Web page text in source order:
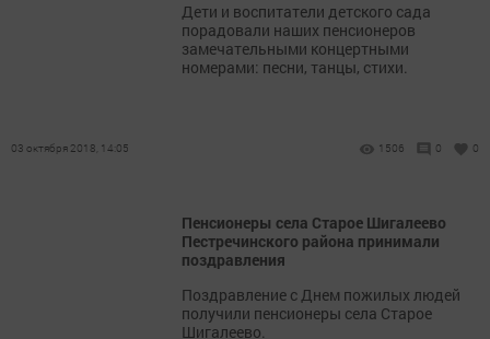
Дети и воспитатели детского сада
порадовали наших пенсионеров
замечательными концертными
номерами: песни, танцы, стихи.
03 октября 2018, 14:05 1506 0 0
Пенсионеры села Старое Шигалеево
Пестречинского района принимали
поздравления
Поздравление с Днем пожилых людей
получили пенсионеры села Старое
Шигалеево.